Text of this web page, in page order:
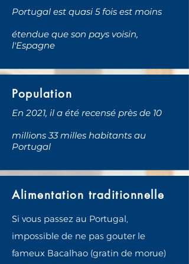
Portugal est quasi 5 fois est moins
étendue que son pays voisin,
l'Espagne
Population
En 2021, il a été recensé près de 10
millions 33 milles habitants au
Portugal
Alimentation traditionnelle
Si vous passez au Portugal,
impossible de ne pas gouter le
fameux Bacalhao (gratin de morue)